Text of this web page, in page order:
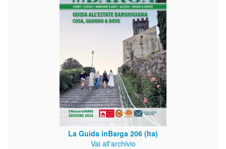
La Guida inBarga 206 (Ita)
Vai all'archivio